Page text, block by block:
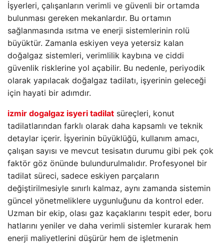
İşyerleri, çalışanların verimli ve güvenli bir ortamda
bulunması gereken mekanlardır. Bu ortamın
sağlanmasında ısıtma ve enerji sistemlerinin rolü
büyüktür. Zamanla eskiyen veya yetersiz kalan
doğalgaz sistemleri, verimlilik kaybına ve ciddi
güvenlik risklerine yol açabilir. Bu nedenle, periyodik
olarak yapılacak doğalgaz tadilatı, işyerinin geleceği
için hayati bir adımdır.
izmir dogalgaz isyeri tadilat süreçleri, konut
tadilatlarından farklı olarak daha kapsamlı ve teknik
detaylar içerir. İşyerinin büyüklüğü, kullanım amacı,
çalışan sayısı ve mevcut tesisatın durumu gibi pek çok
faktör göz önünde bulundurulmalıdır. Profesyonel bir
tadilat süreci, sadece eskiyen parçaların
değiştirilmesiyle sınırlı kalmaz, aynı zamanda sistemin
güncel yönetmeliklere uygunluğunu da kontrol eder.
Uzman bir ekip, olası gaz kaçaklarını tespit eder, boru
hatlarını yeniler ve daha verimli sistemler kurarak hem
enerji maliyetlerini düşürür hem de işletmenin